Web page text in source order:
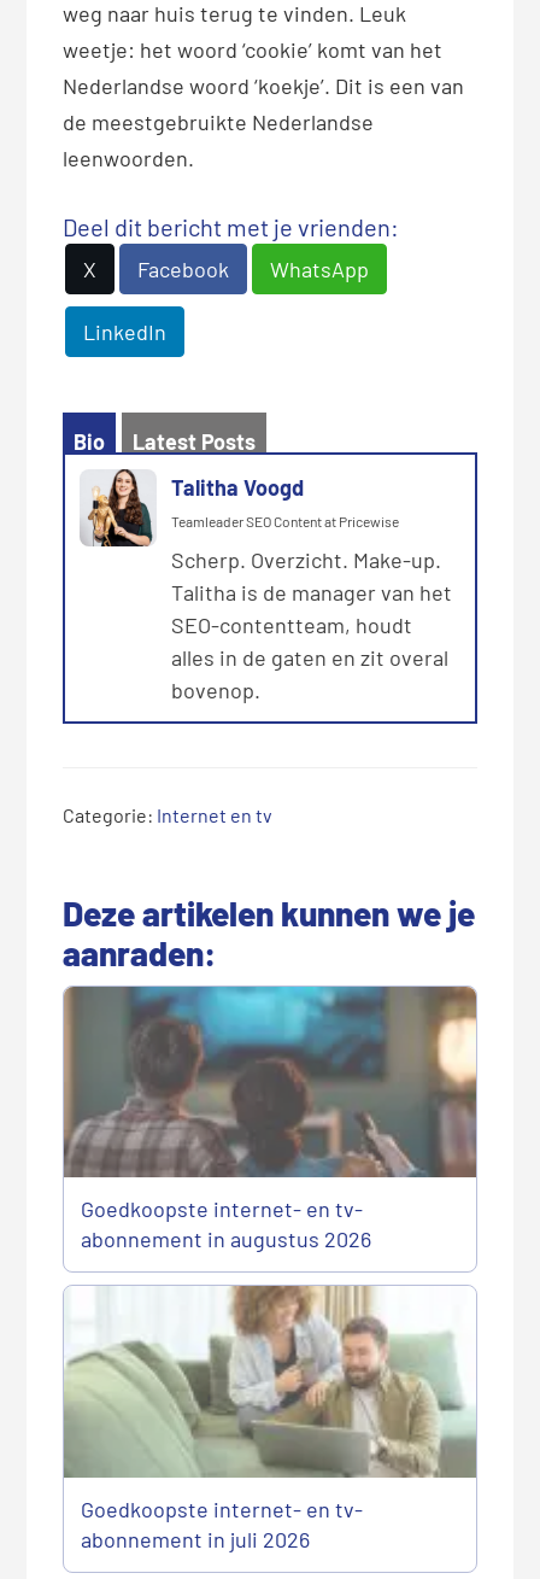
weg naar huis terug te vinden. Leuk
weetje: het woord ‘cookie’ komt van het
Nederlandse woord ‘koekje’. Dit is een van
de meestgebruikte Nederlandse
leenwoorden.
Deel dit bericht met je vrienden:
X Facebook WhatsApp
LinkedIn
Bio
Latest Posts
Talitha Voogd
Teamleader SEO Contentat Pricewise
Scherp. Overzicht. Make-up.
Talitha is de manager van het
SEO-contentteam, houdt
alles in de gaten en zit overal
bovenop.
Categorie: Internet en tv
Deze artikelen kunnen we je
aanraden:
Goedkoopste internet- en tv-
abonnement in augustus 2026
Goedkoopste internet- en tv-
abonnement in juli 2026